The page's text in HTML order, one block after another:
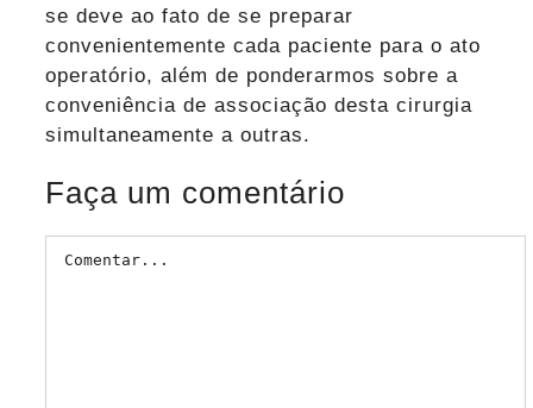
se deve ao fato de se preparar
convenientemente cada paciente para o ato
operatório, além de ponderarmos sobre a
conveniência de associação desta cirurgia
simultaneamente a outras.
Faça um comentário
Comentar